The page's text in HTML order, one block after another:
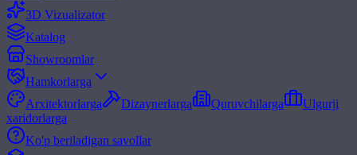
3D Vizualizator
Katalog
Showroomlar
Hamkorlarga
Arxitektorlarga
Dizaynerlarga Quruvchilarga
Ulgurji
xaridorlarga
Ko'p beriladigan savollar